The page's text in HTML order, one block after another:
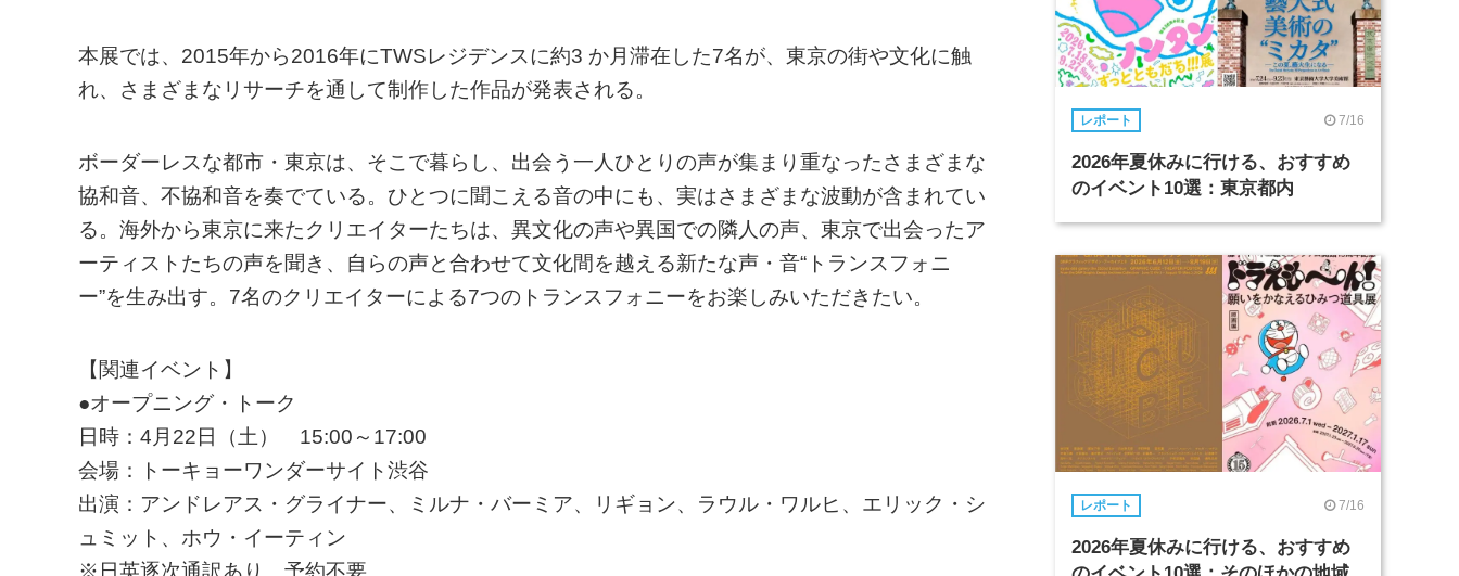
本展では、2015年から2016年にTWSレジデンスに約3 か月滞在した7名が、東京の街や文化に触
れ、さまざまなリサーチを通して制作した作品が発表される。
ボーダーレスな都市・東京は、そこで暮らし、出会う一人ひとりの声が集まり重なったさまざまな
協和音、不協和音を奏でている。ひとつに聞こえる音の中にも、実はさまざまな波動が含まれてい
る。海外から東京に来たクリエイターたちは、異文化の声や異国での隣人の声、東京で出会ったア
ーティストたちの声を聞き、自らの声と合わせて文化間を越える新たな声・音“トランスフォニ
ー”を生み出す。7名のクリエイターによる7つのトランスフォニーをお楽しみいただきたい。
【関連イベント】
●オープニング・トーク
日時：4月22日（土） 15:00～17:00
会場：トーキョーワンダーサイト渋谷
出演：アンドレアス・グライナー、ミルナ・バーミア、リギョン、ラウル・ワルヒ、エリック・シ
ュミット、ホウ・イーティン
※日英逐次通訳あり、予約不要
レポート 7/16
2026年夏休みに行ける、おすすめ
のイベント10選：東京都内
レポート 7/16
2026年夏休みに行ける、おすすめ